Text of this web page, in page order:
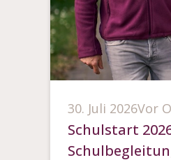
30. Juli 2026Vor
Schulstart